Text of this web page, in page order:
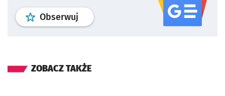
Obserwuj profil serwisu
ZOBACZ TAKŻE